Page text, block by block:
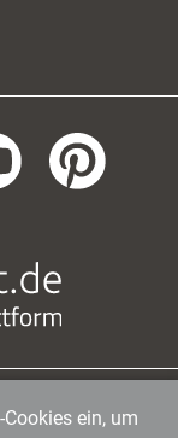
Str. 41
|
ein, um